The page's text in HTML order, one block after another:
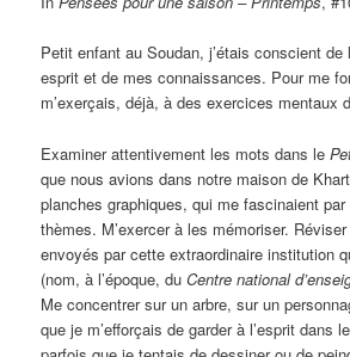
Petit enfant au Soudan, j’étais conscient
esprit et de mes connaissances. Pour me
m’exerçais, déjà, à des exercices mentaux
Examiner attentivement les mots dans le
que nous avions dans notre maison de
planches graphiques, qui me fascinaient
thèmes. M’exercer à les mémoriser.
envoyés par cette extraordinaire institution
(nom, à l’époque, duCentre national
Me concentrer sur un arbre, sur un
que je m’efforçais de garder à l’esprit dans